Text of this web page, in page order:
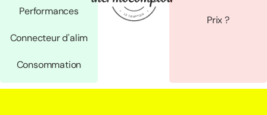
Performances
Connecteur d'alim
Consommation
Prix ?